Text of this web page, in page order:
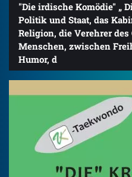
"Die irdische Komödie" „
Politik und Staat, das
Religion, die Verehrer
Menschen, zwischen
Humor, d